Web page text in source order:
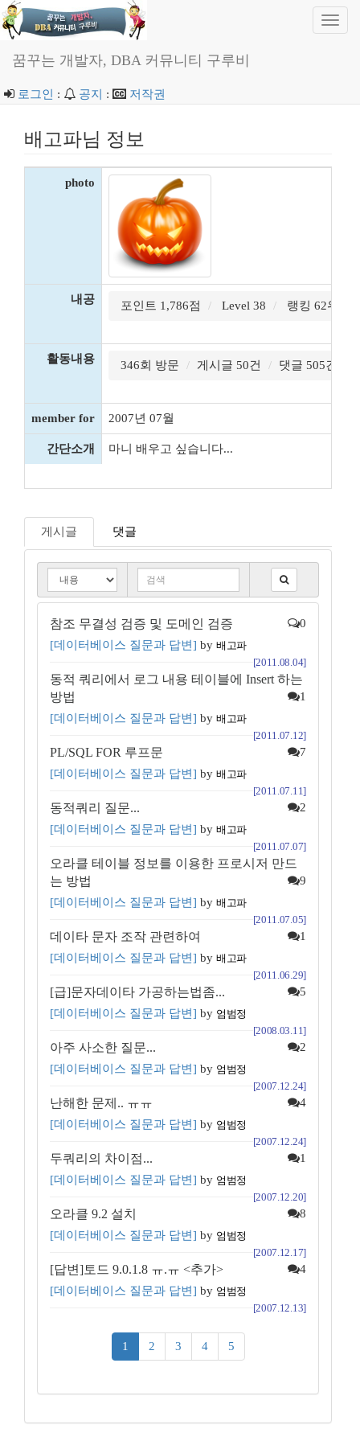
꿈꾸는 개발자, DBA 커뮤니티 구루비
로그인 : 공지 : 저작권
배고파님 정보
photo
내공 포인트 1,786점 Level 38 랭킹 62위
활동내용 346회 방문 게시글 50건 댓글 505건
member for 2007년 07월
간단소개 마니 배우고 싶습니다...
게시글 댓글
참조 무결성 검증 및 도메인 검증 0
[데이터베이스 질문과 답변] by 배고파
[2011.08.04]
동적 쿼리에서 로그 내용 테이블에 Insert 하는
방법
1
[데이터베이스 질문과 답변] by 배고파
[2011.07.12]
PL/SQL FOR 루프문 7
[데이터베이스 질문과 답변] by 배고파
[2011.07.11]
동적쿼리 질문... 2
[데이터베이스 질문과 답변] by 배고파
[2011.07.07]
오라클 테이블 정보를 이용한 프로시저 만드
는 방법
9
[데이터베이스 질문과 답변] by 배고파
[2011.07.05]
데이타 문자 조작 관련하여 1
[데이터베이스 질문과 답변] by 배고파
[2011.06.29]
[급]문자데이타 가공하는법좀... 5
[데이터베이스 질문과 답변] by 엄범정
[2008.03.11]
아주 사소한 질문... 2
[데이터베이스 질문과 답변] by 엄범정
[2007.12.24]
난해한 문제.. ㅠㅠ 4
[데이터베이스 질문과 답변] by 엄범정
[2007.12.24]
두쿼리의 차이점... 1
[데이터베이스 질문과 답변] by 엄범정
[2007.12.20]
오라클 9.2 설치 8
[데이터베이스 질문과 답변] by 엄범정
[2007.12.17]
[답변]토드 9.0.1.8 ㅠ.ㅠ <추가> 4
[데이터베이스 질문과 답변] by 엄범정
[2007.12.13]
1 (current)
2 3 4 5